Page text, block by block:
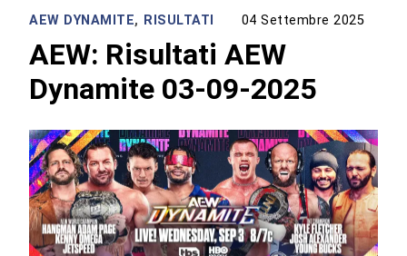
AEW DYNAMITE, RISULTATI 04 Settembre 2025
AEW: Risultati AEW
Dynamite 03-09-2025